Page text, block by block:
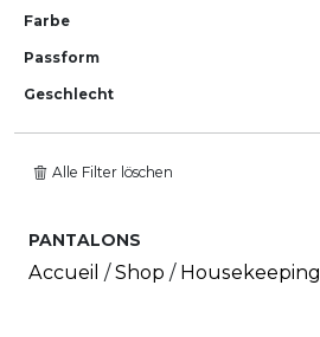
Farbe
Passform
Geschlecht
Alle Filter löschen
PANTALONS
Accueil /Shop / House­keeping